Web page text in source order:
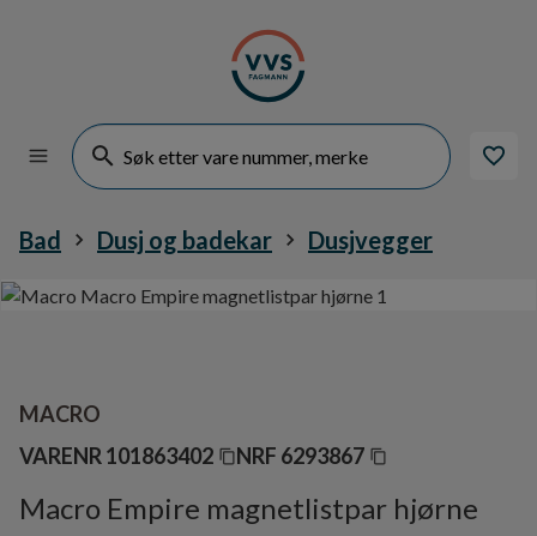
Bad Dusj og badekar Dusjvegger
MACRO
VARENR 101863402 NRF 6293867
Macro Empire magnetlistpar hjørne